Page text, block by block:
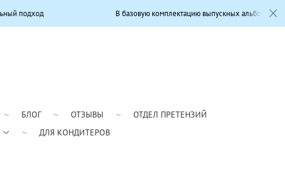
БЛОГ ОТЗЫВЫ
ОТДЕЛ ПРЕТЕНЗИЙ
ДЛЯ КОНДИТЕРОВ
В базовую комплектацию выпускных альбомов входит: